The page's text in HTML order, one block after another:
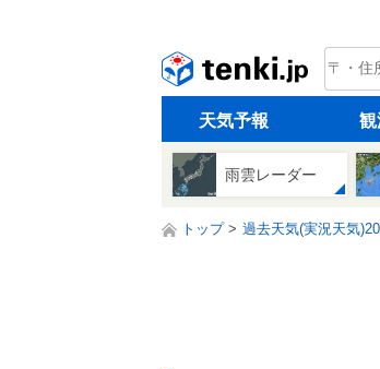
tenki.jp
天気予報 観
雨雲レーダー
トップ 過去天気(実況天気